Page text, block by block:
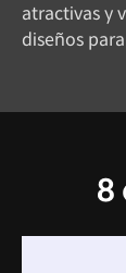
atractivas y
diseños
8